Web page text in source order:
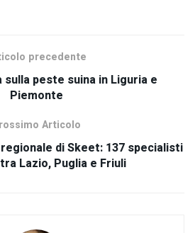
precedente
peste suina in Liguria e
Piemonte
Articolo
di Skeet: 137 specialisti
Lazio, Puglia e Friuli